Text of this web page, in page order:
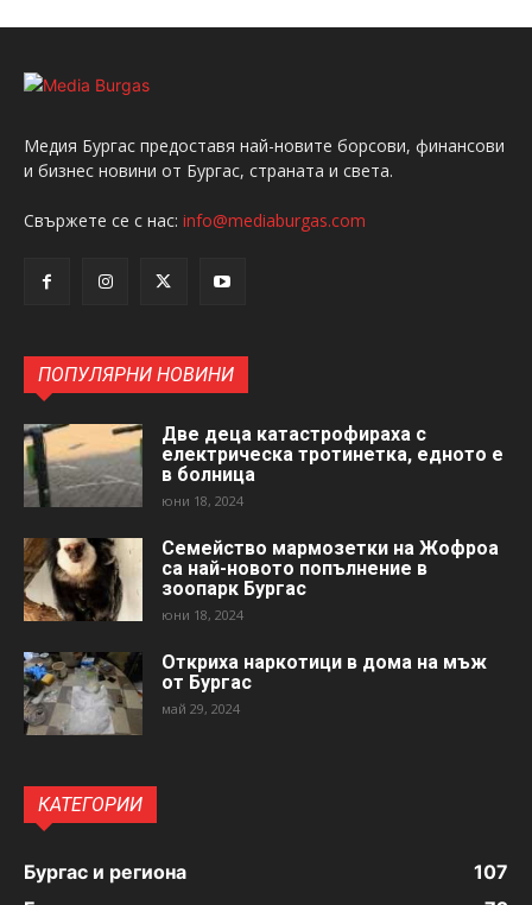
Медия Бургас предоставя най-новите борсови, финансови
и бизнес новини от Бургас, страната и света.
Свържете се с нас: info@mediaburgas.com
ПОПУЛЯРНИ НОВИНИ
Две деца катастрофираха с
електрическа тротинетка, едното е
в болница
юни 18, 2024
Семейство мармозетки на Жофроа
са най-новото попълнение в
зоопарк Бургас
юни 18, 2024
Откриха наркотици в дома на мъж
от Бургас
май 29, 2024
КАТЕГОРИИ
Бургас и региона
107